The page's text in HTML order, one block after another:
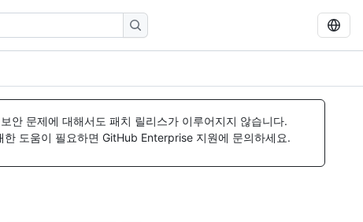
안 문제에 대해서도 패치 릴리스가 이루어지지 않습니다.
한 도움이 필요하면 GitHub Enterprise 지원에 문의하세요.